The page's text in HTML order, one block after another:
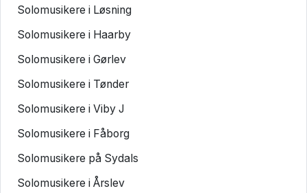
Solomusikere i Løsning
Solomusikere i Haarby
Solomusikere i Gørlev
Solomusikere i Tønder
Solomusikere i Viby J
Solomusikere i Fåborg
Solomusikere på Sydals
Solomusikere i Årslev